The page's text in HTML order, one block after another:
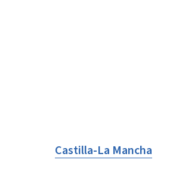
Castilla-La Mancha